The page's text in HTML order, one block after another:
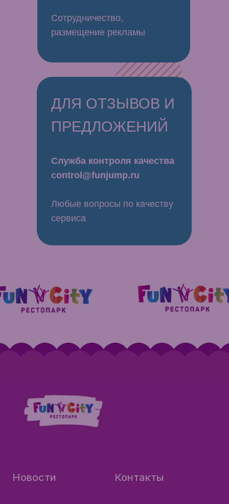
Сотрудничество,
размещение рекламы
ДЛЯ ОТЗЫВОВ И
ПРЕДЛОЖЕНИЙ
Служба контроля качества
control@funjump.ru
Любые вопросы по качеству
сервиса
Новости Контакты